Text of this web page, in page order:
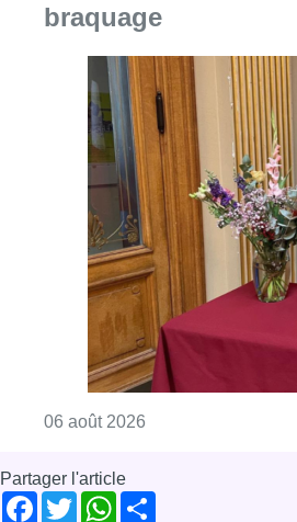
braquage
06 août 2026
Partager l'article
Facebook
TwitterWhatsApp